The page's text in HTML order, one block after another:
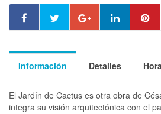
Información Detalles
El Jardín de Cactus es otra obra de
integra su visión arquitectónica con el